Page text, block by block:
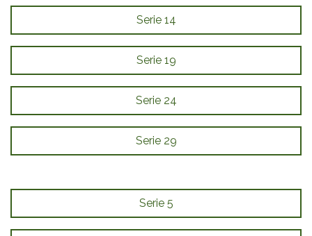
Serie 14
Serie 19
Serie 24
Serie 29
Serie 5